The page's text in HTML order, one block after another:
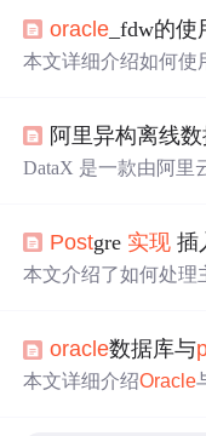
装步骤，以及部分
的特点。
oracle _fdw的
本文详细介绍如何使
外部表及查询，实现
阿里异构离线
DataX 是一款由阿里
同步能力和更丰富的
Postgre 实现 插
本文介绍了如何处理
更新`ads.base`表中
使用MERGE INTO
oracle数据库与
本文详细介绍Oracle